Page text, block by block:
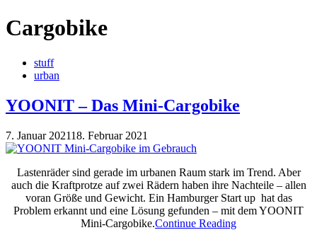
Cargobike
stuff
urban
YOONIT – Das Mini-Cargobike
7. Januar 202118. Februar 2021
Lastenräder sind gerade im urbanen Raum stark im Trend. Aber
auch die Kraftprotze auf zwei Rädern haben ihre Nachteile – allen
voran Größe und Gewicht. Ein Hamburger Start up hat das
Problem erkannt und eine Lösung gefunden – mit dem YOONIT
Mini-Cargobike.Continue Reading